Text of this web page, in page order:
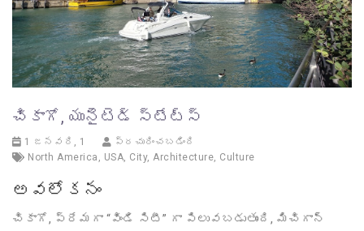
చికాగో, యునైటెడ్ స్టేట్స్
1 జనవరి, 1
ప్రచురించబడింది
North America
USA City, Architecture Culture
అవలోకనం
చికాగో, ప్రేమగా “విండి సిటీ” గా పిలువబడుతుంది, మిచిగాన్